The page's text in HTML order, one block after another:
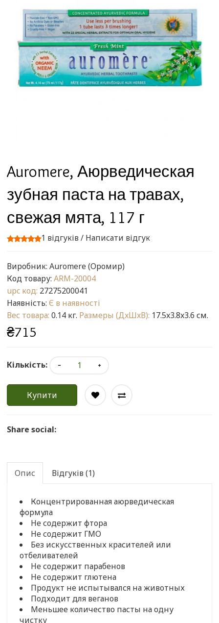
Auromere, Аюрведическая
зубная паста на травах,
свежая мята, 117 г
1 відгуків/ Написати відгук
Виробник: Auromere (Оромир)
Код товару: ARM-20004
upc код: 27275200041
Наявність: Є в наявності
Вес товара: 0.14 кг. Размеры (ДxШxВ): 17.5x3.8x3.6 см.
₴715
Кількість:
Купити
Share social:
Опис Відгуків (1)
Концентрированная аюрведическая
формула
Не содержит фтора
Не содержит ГМО
Без искусственных красителей или
отбеливателей
Не содержит парабенов
Не содержит глютена
Продукт не испытывался на животных
Подходит для веганов
Меньшее количество пасты на одну
чистку